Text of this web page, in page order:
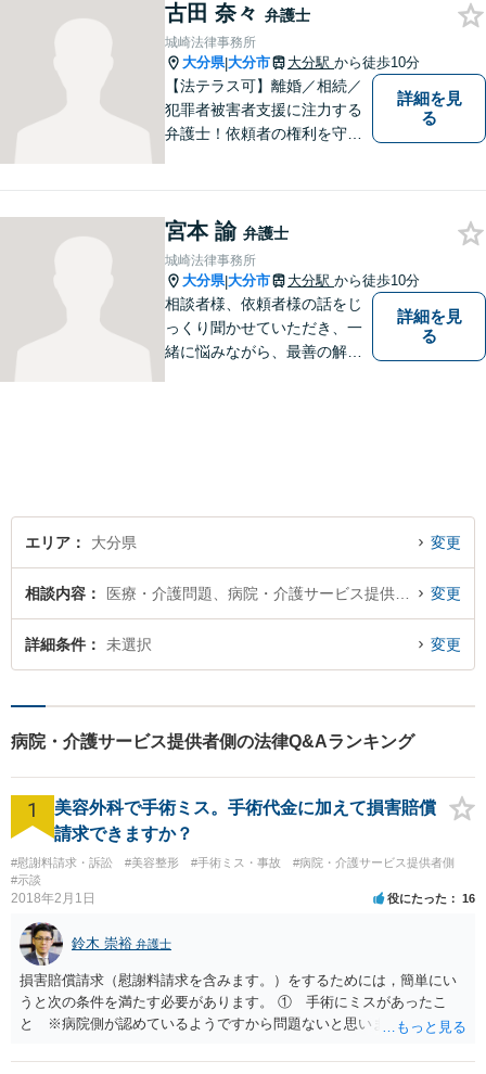
古田 奈々 弁護士
城崎法律事務所
大分県|大分市 大分駅 から徒歩10分
【法テラス可】離婚／相続／
犯罪者被害者支援に注力する
弁護士！依頼者の権利を守
詳細を見
る
宮本 諭 弁護士
城崎法律事務所
大分県|大分市 大分駅 から徒歩10分
相談者様、依頼者様の話をじ
っくり聞かせていただき、一
緒に悩みながら、最善の解決
詳細を見
る
エリア 大分県 変更
相談内容 変更
詳細条件 未選択 変更
病院・介護サービス提供者側の法律Q&Aランキング
1
美容外科で手術ミス。手術代金に加えて損害賠償
請求できますか？
#慰謝料請求・訴訟 #美容整形 #手術ミス・事故
#病院・介護サービス提供者側
#示談
2018年2月1日 役にたった 16
鈴木 崇裕 弁護士
損害賠償請求（慰謝料請求を含みます。）をするためには，簡単にい
うと次の条件を満たす必要があります。 ① 手術にミスがあったこ
と ※病院側が認めているようですから問題ないと思います。 ② 手
術のミスの「せいで」マスクが外せなくなったこと ④ 仕事を休まな